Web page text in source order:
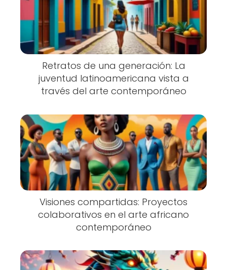
Retratos de una generación: La
juventud latinoamericana vista a
través del arte contemporáneo
Visiones compartidas: Proyectos
colaborativos en el arte africano
contemporáneo